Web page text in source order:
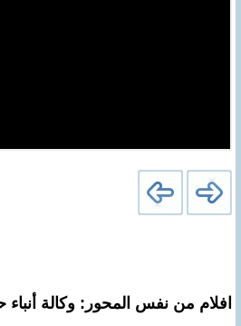
افلام من نفس المحور: وكالة أنباء